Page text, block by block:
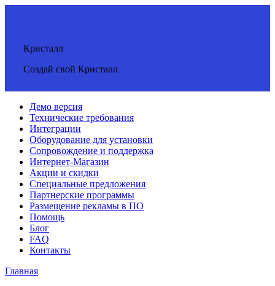
Кристалл
Создай свой Кристалл
Демо версия
Технические требования
Интеграции
Оборудование для установки
Сопровождение и поддержка
Интернет-Магазин
Акции и скидки
Специальные предложения
Партнерские программы
Размещение рекламы в ПО
Помощь
Блог
FAQ
Контакты
Главная